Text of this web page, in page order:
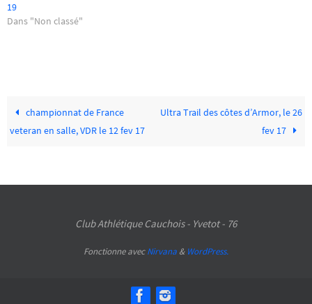
19
Dans "Non classé"
championnat de France
veteran en salle, VDR le 12 fev 17
Ultra Trail des côtes d’Armor, le 26
fev 17
Club Athlétique Cauchois - Yvetot - 76
Fonctionne avecNirvana & WordPress.